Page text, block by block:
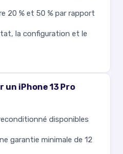
20 % et 50 % par rapport
la configuration et le
un iPhone 13 Pro
disponibles
garantie minimale de 12